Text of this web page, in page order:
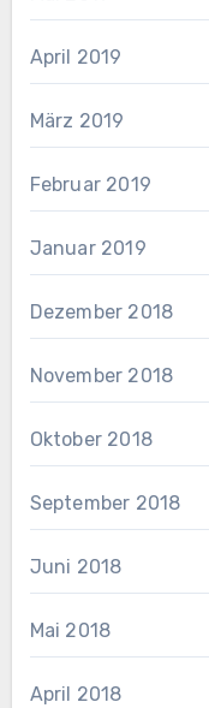
April 2019
März 2019
Februar 2019
Januar 2019
Dezember 2018
November 2018
Oktober 2018
September 2018
Juni 2018
Mai 2018
April 2018